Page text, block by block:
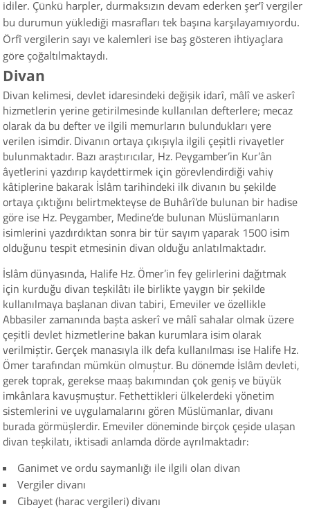
idiler. Çünkü harpler, durmaksızın devam ederken şer’î vergiler
bu durumun yüklediği masrafları tek başına karşılayamıyordu.
Örfî vergilerin sayı ve kalemleri ise baş gösteren ihtiyaçlara
göre çoğaltılmaktaydı.
Divan
Divan kelimesi, devlet idaresindeki değişik idarî, mâlî ve askerî
hizmetlerin yerine getirilmesinde kullanılan defterlere; mecaz
olarak da bu defter ve ilgili memurların bulundukları yere
verilen isimdir. Divanın ortaya çıkışıyla ilgili çeşitli rivayetler
bulunmaktadır. Bazı araştırıcılar, Hz. Peygamber’in Kur’ân
âyetlerini yazdırıp kaydettirmek için görevlendirdiği vahiy
kâtiplerine bakarak İslâm tarihindeki ilk divanın bu şekilde
ortaya çıktığını belirtmekteyse de Buhârî’de bulunan bir hadise
göre ise Hz. Peygamber, Medine’de bulunan Müslümanların
isimlerini yazdırdıktan sonra bir tür sayım yaparak 1500 isim
olduğunu tespit etmesinin divan olduğu anlatılmaktadır.
İslâm dünyasında, Halife Hz. Ömer’in fey gelirlerini dağıtmak
için kurduğu divan teşkilâtı ile birlikte yaygın bir şekilde
kullanılmaya başlanan divan tabiri, Emeviler ve özellikle
Abbasiler zamanında başta askerî ve mâlî sahalar olmak üzere
çeşitli devlet hizmetlerine bakan kurumlara isim olarak
verilmiştir. Gerçek manasıyla ilk defa kullanılması ise Halife Hz.
Ömer tarafından mümkün olmuştur. Bu dönemde İslâm devleti,
gerek toprak, gerekse maaş bakımından çok geniş ve büyük
imkânlara kavuşmuştur. Fethettikleri ülkelerdeki yönetim
sistemlerini ve uygulamalarını gören Müslümanlar, divanı
burada görmüşlerdir. Emeviler döneminde birçok çeşide ulaşan
divan teşkilatı, iktisadi anlamda dörde ayrılmaktadır:
Ganimet ve ordu saymanlığı ile ilgili olan divan
Vergiler divanı
Cibayet (harac vergileri) divanı